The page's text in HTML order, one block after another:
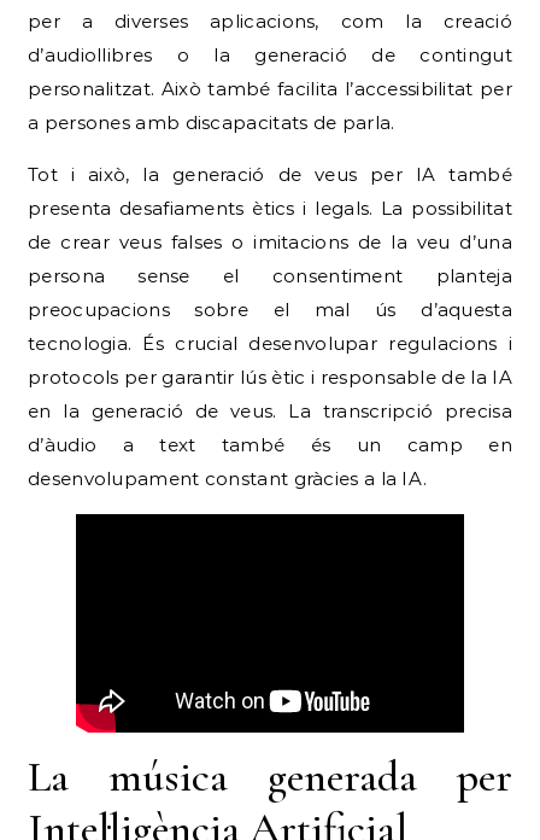
per a diverses aplicacions, com la creació
d’audiollibres o la generació de contingut
personalitzat. Això també facilita l’accessibilitat per
a persones amb discapacitats de parla.
Tot i això, la generació de veus per IA també
presenta desafiaments ètics i legals. La possibilitat
de crear veus falses o imitacions de la veu d’una
persona sense el consentiment planteja
preocupacions sobre el mal ús d’aquesta
tecnologia. És crucial desenvolupar regulacions i
protocols per garantir lús ètic i responsable de la IA
en la generació de veus. La transcripció precisa
d’àudio a text també és un camp en
desenvolupament constant gràcies a la IA.
La música generada per
Intel·ligència Artificial